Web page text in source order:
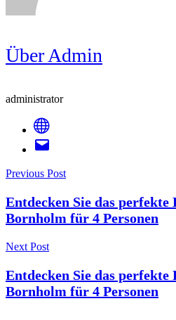
Über Admin
administrator
Post
Navigation
Previous Post
Entdecken Sie das perfekte
Bornholm für 4 Personen
Next Post
Entdecken Sie das perfekte
Bornholm für 4 Personen